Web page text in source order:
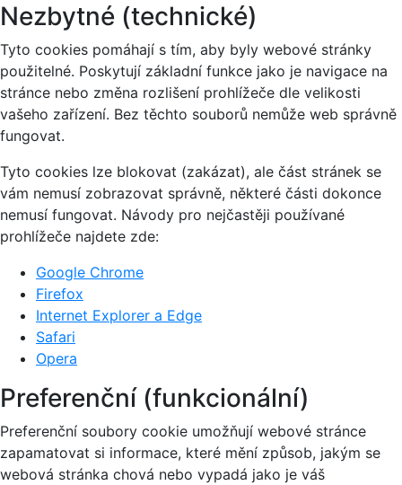
Nezbytné (technické)
Tyto cookies pomáhají s tím, aby byly webové stránky
použitelné. Poskytují základní funkce jako je navigace na
stránce nebo změna rozlišení prohlížeče dle velikosti
vašeho zařízení. Bez těchto souborů nemůže web správně
fungovat.
Tyto cookies lze blokovat (zakázat), ale část stránek se
vám nemusí zobrazovat správně, některé části dokonce
nemusí fungovat. Návody pro nejčastěji používané
prohlížeče najdete zde:
Google Chrome
Firefox
Internet Explorer a Edge
Safari
Opera
Preferenční (funkcionální)
Preferenční soubory cookie umožňují webové stránce
zapamatovat si informace, které mění způsob, jakým se
webová stránka chová nebo vypadá jako je váš